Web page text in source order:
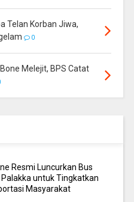
Telan Korban Jiwa,
0
Melejit, BPS Catat
Resmi Luncurkan Bus
untuk Tingkatkan
Masyarakat